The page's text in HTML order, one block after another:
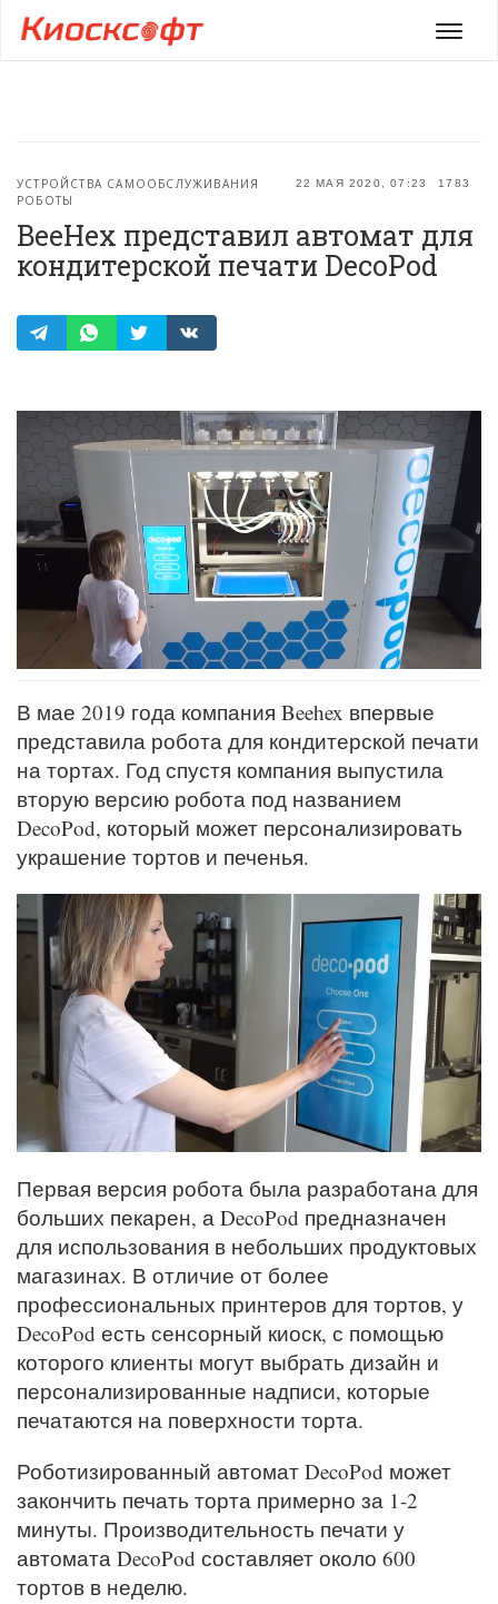
Меню
22 МАЯ 2020, 07:23 1783
УСТРОЙСТВА САМООБСЛУЖИВАНИЯ
РОБОТЫ
BeeHex представил автомат для
кондитерской печати DecoPod
В мае 2019 года компания Beehex впервые
представила робота для кондитерской печати
на тортах. Год спустя компания выпустила
вторую версию робота под названием
DecoPod, который может персонализировать
украшение тортов и печенья.
Первая версия робота была разработана для
больших пекарен, а DecoPod предназначен
для использования в небольших продуктовых
магазинах. В отличие от более
профессиональных принтеров для тортов, у
DecoPod есть сенсорный киоск, с помощью
которого клиенты могут выбрать дизайн и
персонализированные надписи, которые
печатаются на поверхности торта.
Роботизированный автомат DecoPod может
закончить печать торта примерно за 1-2
минуты. Производительность печати у
автомата DecoPod составляет около 600
тортов в неделю.